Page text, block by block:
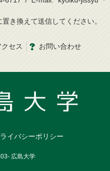
き換えて送信してください。
クセス お問い合わせ
イバシーポリシー
広島大学